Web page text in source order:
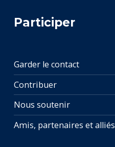
Participer
Garder le contact
Contribuer
Nous soutenir
Amis, partenaires et alliés